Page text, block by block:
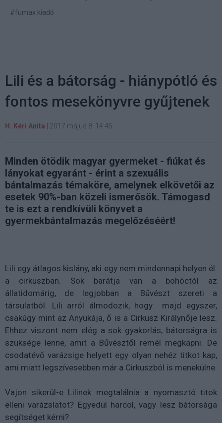
#fumax kiadó
Lili és a bátorság - hiánypótló és
fontos mesekönyvre gyűjtenek
H. Kéri Anita 2017 május 8. 14:45
Minden ötödik magyar gyermeket - fiúkat és
lányokat egyaránt - érint a szexuális
bántalmazás témaköre, amelynek elkövetői az
esetek 90%-ban közeli ismerősök. Támogasd
te is ezt a rendkívüli könyvet a
gyermekbántalmazás megelőzéséért!
Lili egy átlagos kislány, aki egy nem mindennapi helyen él:
a cirkuszban. Sok barátja van a bohóctól az
állatidomárig, de legjobban a Bűvészt szereti a
társulatból. Lili arról álmodozik, hogy majd egyszer,
csakúgy mint az Anyukája, ő is a Cirkusz Királynője lesz.
Ehhez viszont nem elég a sok gyakorlás, bátorságra is
szüksége lenne, amit a Bűvésztől remél megkapni. De
csodatévő varázsige helyett egy olyan nehéz titkot kap,
ami miatt legszívesebben már a Cirkuszból is menekülne.
Vajon sikerül-e Lilinek megtalálnia a nyomasztó titok
elleni varázslatot? Egyedül harcol, vagy lesz bátorsága
segítséget kérni?